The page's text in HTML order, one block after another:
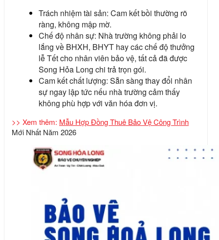
Trách nhiệm tài sản: Cam kết bồi thường rõ
ràng, không mập mờ.
Chế độ nhân sự: Nhà trường không phải lo
lắng về BHXH, BHYT hay các chế độ thưởng
lễ Tết cho nhân viên bảo vệ, tất cả đã được
Song Hỏa Long chi trả trọn gói.
Cam kết chất lượng: Sẵn sàng thay đổi nhân
sự ngay lập tức nếu nhà trường cảm thấy
không phù hợp với văn hóa đơn vị.
>> Xem thêm: Mẫu Hợp Đồng Thuê Bảo Vệ Công Trình
Mới Nhất Năm 2026